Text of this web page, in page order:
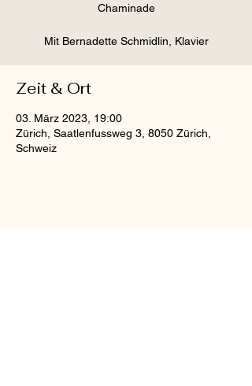
Chaminade
Mit Bernadette Schmidlin, Klavier
Zeit & Ort
03. März 2023, 19:00
Zürich, Saatlenfussweg 3, 8050 Zürich,
Schweiz